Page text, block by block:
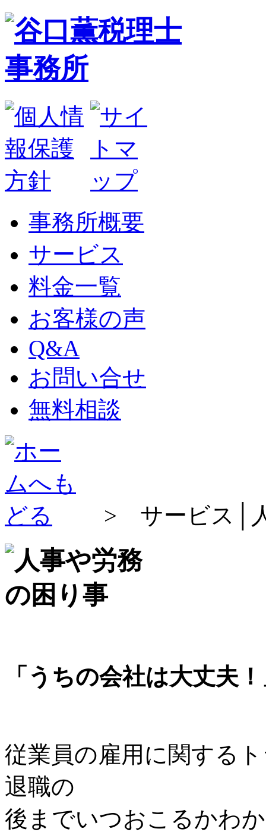
事務所概要
サービス
料金一覧
お客様の声
Q&A
お問い合せ
無料相談
> サービス│
「うちの会社は大丈夫
従業員の雇用に関する
退職の
後までいつおこるかわ